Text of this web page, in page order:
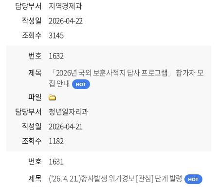
담당부서
지역경제과
작성일
2026-04-22
조회수
3145
번호
1632
제목
「2026년 국외 보훈사적지 답사 프로그램」 참가자 모
집 안내
파일
담당부서
청년일자리과
작성일
2026-04-21
조회수
1182
번호
1631
제목
('26. 4. 21.)황사발생 위기경보 [관심] 단계 발령